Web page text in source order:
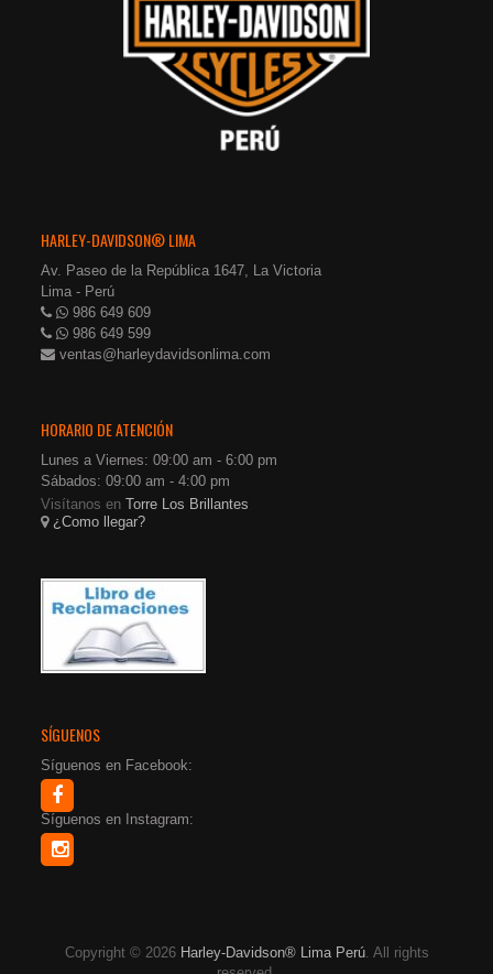
HARLEY-DAVIDSON® LIMA
Av. Paseo de la República 1647, La Victoria
Lima - Perú
986 649 609
986 649 599
ventas@harleydavidsonlima.com
HORARIO DE ATENCIÓN
Lunes a Viernes: 09:00 am - 6:00 pm
Sábados: 09:00 am - 4:00 pm
Visítanos enTorre Los Brillantes
¿Como llegar?
SÍGUENOS
Síguenos en Facebook:
Síguenos en Instagram:
Copyright © 2026 Harley-Davidson® Lima Perú. All rights